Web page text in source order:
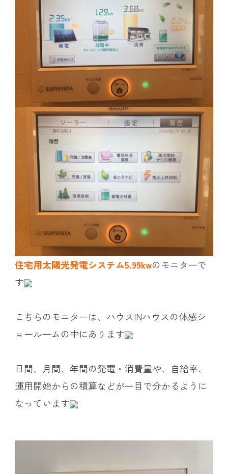
住宅用太陽光発電システム5.99kwのモニターで
す
こちらのモニターは、ハウスINハウスの体感シ
ョールームの中にあります
日間、月間、年間の発電・消費量や、自給率、
運用開始からの積算などが一目で分かるように
なっています